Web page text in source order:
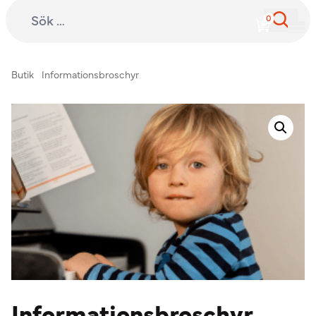
International Child Development Programme
Butik Informationsbroschyr